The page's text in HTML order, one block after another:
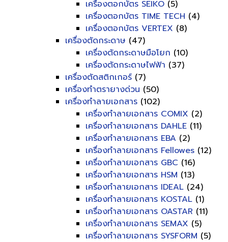
เครื่องตอกบัตร SEIKO (5)
เครื่องตอกบัตร TIME TECH (4)
เครื่องตอกบัตร VERTEX (8)
เครื่องตัดกระดาษ (47)
เครื่องตัดกระดาษมือโยก (10)
เครื่องตัดกระดาษไฟฟ้า (37)
เครื่องตัดสติกเกอร์ (7)
เครื่องทำตรายางด่วน (50)
เครื่องทำลายเอกสาร (102)
เครื่องทำลายเอกสาร COMIX (2)
เครื่องทำลายเอกสาร DAHLE (11)
เครื่องทำลายเอกสาร EBA (2)
เครื่องทำลายเอกสาร Fellowes (12)
เครื่องทำลายเอกสาร GBC (16)
เครื่องทำลายเอกสาร HSM (13)
เครื่องทำลายเอกสาร IDEAL (24)
เครื่องทำลายเอกสาร KOSTAL (1)
เครื่องทำลายเอกสาร OASTAR (11)
เครื่องทำลายเอกสาร SEMAX (5)
เครื่องทำลายเอกสาร SYSFORM (5)